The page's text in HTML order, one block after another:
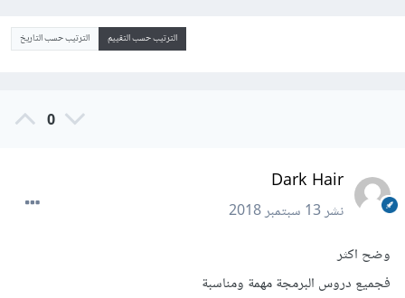
الترتيب حسب التقييم الترتيب حسب التاريخ
0
Dark Hair
نشر13 سبتمبر 2018
وضح اكثر
فجميع دروس البرمجة مهمة ومناسبة